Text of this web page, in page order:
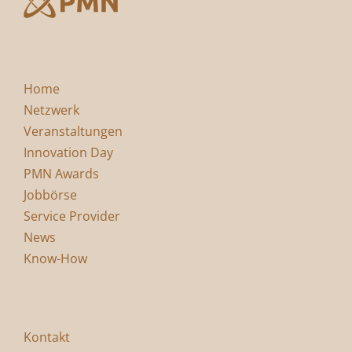
Home
Netzwerk
Veranstaltungen
Innovation Day
PMN Awards
Jobbörse
Service Provider
News
Know-How
Kontakt